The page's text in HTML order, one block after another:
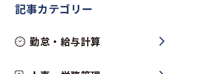
記事カテゴリー
勤怠・給与計算